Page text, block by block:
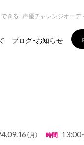
ブログ・お知らせ
きる！ 声優チャレンジオー
（月） 時間